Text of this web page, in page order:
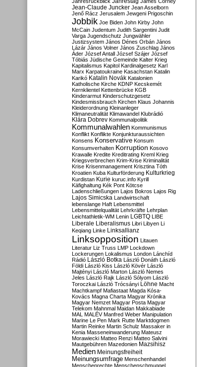
Jean-Claude Juncker Jean Asselborn
Jenő Rácz Jerusalem Jewgeni Prigoschin
Jobbik Joe Biden John Kirby John
McCain Judentum Judith Sargentini Judit
Varga Jugendschutz Jungwähler
Justizsystem János Dénes Orbán János
Lázár János Volner János Zuschlag János
Áder József Antall József Szájer József
Tóbiás Jüdische Gemeinde Kalter Krieg
Kapitalismus Kapitol Kardinalgesetz Karl
Marx Karpatoukraine Kasachstan Katalin
Karikó Katalin Novák Katalonien
Katholische Kirche KDNP Kecskemét
Kernklientel Kettenbrücke KGB
Kinderarmut Kinderschutzgesetz
Kindesmissbrauch Kirchen Klaus Johannis
Kleiderordnung Kleinanleger
Klimaneutralität Klimawandel Klubrádió
Klára Dobrev Kommunalpolitik
Kommunalwahlen Kommunismus
Konflikt Konflikte Konjunkturaussichten
Konsens Konservative Konsum
Konsumverhalten Korruption Kosovo
Krawalle Kredite Kreditrating Kreml Krieg
Kriegsverbrechen Krim-Krise Kriminalität
Krise Krisenmanagement Krisztina Tóth
Kroatien Kuba Kulturförderung Kulturkrieg
Kurdistan Kurie kuruc.info Kyrill
Käfighaltung Kék Pont Kötcse
Ladenschließungen Lajos Bokros Lajos Rig
Lajos Simicska Landwirtschaft
lebenslange Haft Lebensmittel
Lebensmittelqualität Lehrkräfte Lehrplan
Leichtathletik-WM Lenin LGBTQ LIBE
Liberale Liberalismus Libri Libyen Li
Keqiang Linke Linksallianz
Linksopposition Litauen
Literatur Liz Truss LMP Lockdown
Lockerungen Lokalismus London Lánchíd
Rádió
László Botka László Donáth László
Földi László Kiss László Kövér László
Majtényi László Marton László Nemes
Jeles László Rajk László Sólyom László
Toroczkai László Trócsányi Löhne Macht
Machtkampf Mafiastaat Magda Kósa-
Kovács Magna Charta Magyar Krónika
Magyar Nemzet Magyar Posta Magyar
Telekom Mahnmal Maidan Makkabiade
MAL MALÉV Manfred Weber Manipulation
Marine Le Pen Mark Rutte Marktdogmen
Martin Reinke Martin Schulz Massaker in
Kenia Masseneinwanderung Mateusz
Morawiecki Matteo Renzi Matteo Salvini
Mautgebühren Mazedonien Mazsihisz
Medien Meinungsfreiheit
Meinungsumfrage Menschenhandel
Menschenrechte Menschenschmuggel